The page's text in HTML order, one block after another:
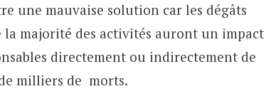
une mauvaise solution car les dégâts
la majorité des activités auront un impact
directement ou indirectement de
milliers de morts.